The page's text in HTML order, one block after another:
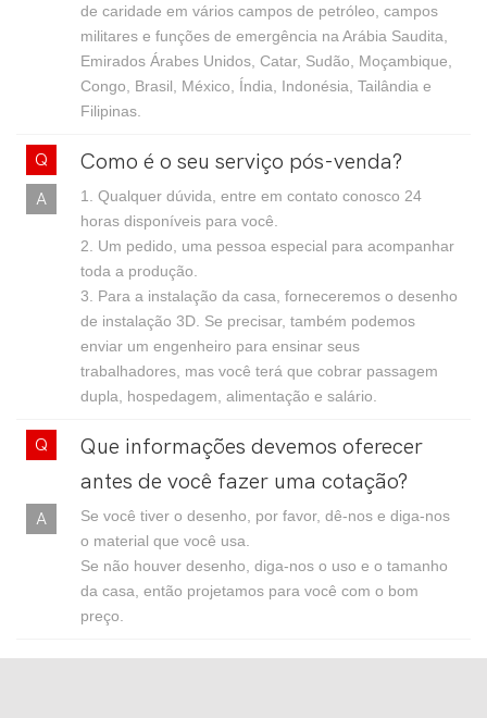
de caridade em vários campos de petróleo, campos
militares e funções de emergência na Arábia Saudita,
Emirados Árabes Unidos, Catar, Sudão, Moçambique,
Congo, Brasil, México, Índia, Indonésia, Tailândia e
Filipinas.
Como é o seu serviço pós-venda?
1. Qualquer dúvida, entre em contato conosco 24
horas disponíveis para você.
2. Um pedido, uma pessoa especial para acompanhar
toda a produção.
3. Para a instalação da casa, forneceremos o desenho
de instalação 3D. Se precisar, também podemos
enviar um engenheiro para ensinar seus
trabalhadores, mas você terá que cobrar passagem
dupla, hospedagem, alimentação e salário.
Que informações devemos oferecer
antes de você fazer uma cotação?
Se você tiver o desenho, por favor, dê-nos e diga-nos
o material que você usa.
Se não houver desenho, diga-nos o uso e o tamanho
da casa, então projetamos para você com o bom
preço.